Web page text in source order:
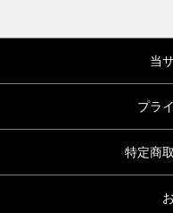
当
プラ
特定商